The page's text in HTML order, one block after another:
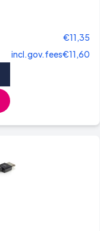
€11,35
incl.gov.fees€11,60